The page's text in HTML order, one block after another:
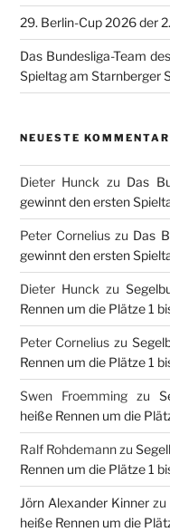
29. Berlin-Cup 2026 der
Das Bundesliga-Team
Spieltag am Starnberger
NEUESTE
Dieter Hunck zu Das
gewinnt den ersten
Peter Corneliuszu Das
gewinnt den ersten
Dieter Hunck zu
Rennen um die Plätze 1
Peter Cornelius zu
Rennen um die Plätze 1
Swen Froemmingzu
heiße Rennen um die
Ralf Rohdemannzu
Rennen um die Plätze 1
Jörn Alexander Kinnerzu
heiße Rennen um die